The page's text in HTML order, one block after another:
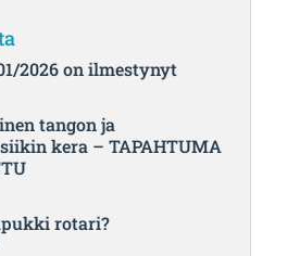
2026 on ilmestynyt
tangon ja
kera – TAPAHTUMA
rotari?